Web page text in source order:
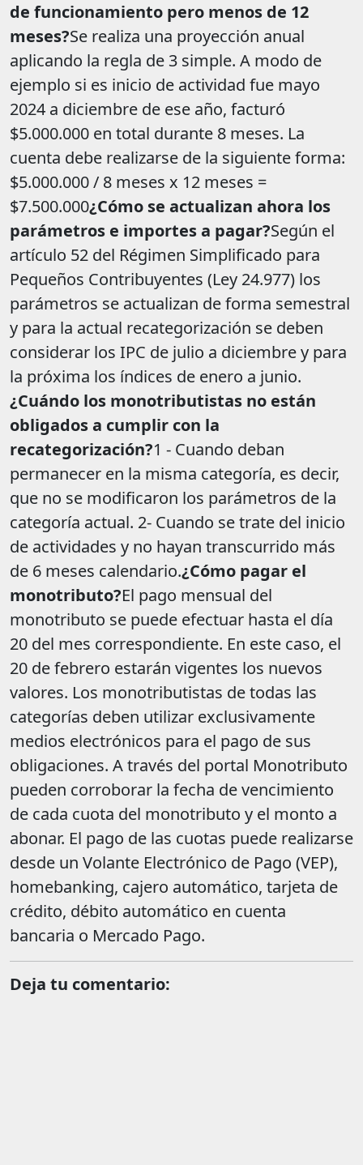
de funcionamiento pero menos de 12
meses?Se realiza una proyección anual
aplicando la regla de 3 simple. A modo de
ejemplo si es inicio de actividad fue mayo
2024 a diciembre de ese año, facturó
$5.000.000 en total durante 8 meses. La
cuenta debe realizarse de la siguiente forma:
$5.000.000 / 8 meses x 12 meses =
$7.500.000¿Cómo se actualizan ahora los
parámetros e importes a pagar?Según el
artículo 52 del Régimen Simplificado para
Pequeños Contribuyentes (Ley 24.977) los
parámetros se actualizan de forma semestral
y para la actual recategorización se deben
considerar los IPC de julio a diciembre y para
la próxima los índices de enero a junio.
¿Cuándo los monotributistas no están
obligados a cumplir con la
recategorización?1 - Cuando deban
permanecer en la misma categoría, es decir,
que no se modificaron los parámetros de la
categoría actual. 2- Cuando se trate del inicio
de actividades y no hayan transcurrido más
de 6 meses calendario.¿Cómo pagar el
monotributo?El pago mensual del
monotributo se puede efectuar hasta el día
20 del mes correspondiente. En este caso, el
20 de febrero estarán vigentes los nuevos
valores. Los monotributistas de todas las
categorías deben utilizar exclusivamente
medios electrónicos para el pago de sus
obligaciones. A través del portal Monotributo
pueden corroborar la fecha de vencimiento
de cada cuota del monotributo y el monto a
abonar. El pago de las cuotas puede realizarse
desde un Volante Electrónico de Pago (VEP),
homebanking, cajero automático, tarjeta de
crédito, débito automático en cuenta
bancaria o Mercado Pago.
Deja tu comentario: